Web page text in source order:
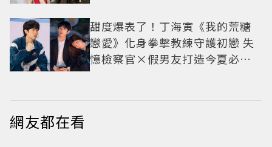
甜度爆表了！丁海寅《我的荒糖
戀愛》化身拳擊教練守護初戀 失
憶檢察官×假男友打造今夏必看
網友都在看